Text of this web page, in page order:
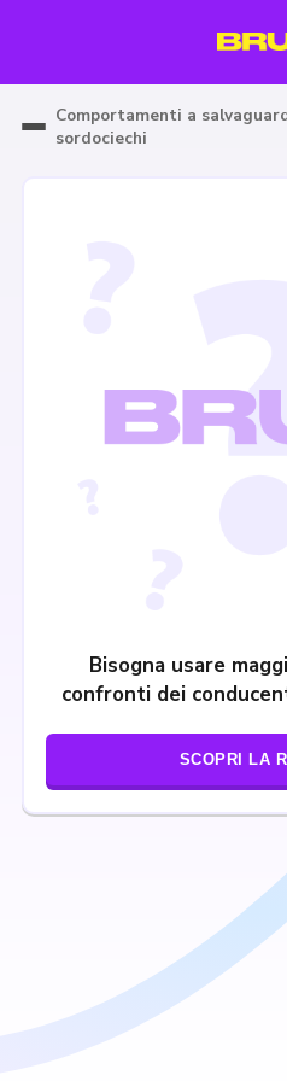
Comportamenti a
sordociechi
Bisogna usare
confronti dei
SCOPRI LA